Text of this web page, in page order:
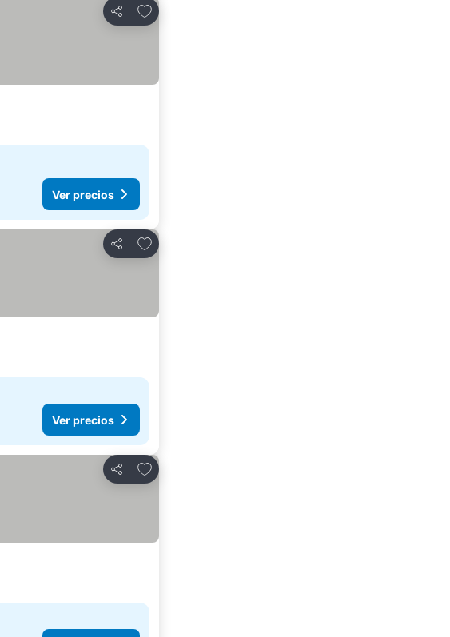
Compartir
Agregar a favoritos
Ver precios
Compartir
Agregar a favoritos
Ver precios
Compartir
Agregar a favoritos